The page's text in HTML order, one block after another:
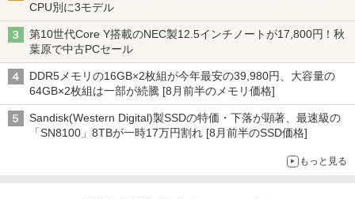
CPU別に3モデル
第10世代Core Y搭載のNEC製12.5インチノートが17,800円！秋
葉原で中古PCセール
DDR5メモリの16GB×2枚組が今年最安の39,980円、大容量の
64GB×2枚組は一部が続騰 [8月前半のメモリ価格]
Sandisk(Western Digital)製SSDの特価・下落が顕著、最速級の
「SN8100」8TBが一時17万円割れ [8月前半のSSD価格]
もっと見る